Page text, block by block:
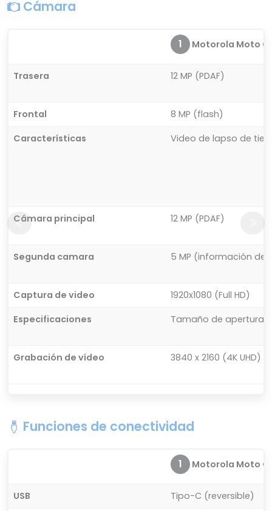
Cámara
1 Motorola Moto
Trasera 12 MP (PDAF)
Frontal
8 MP (flash)
Características
Video de lapso de
Cámara principal 12 MP (PDAF)
Segunda camara 5 MP (información de
Captura de video
1920x1080 (Full HD)
Especificaciones
Tamaño de apertura:
Grabación de vídeo 3840 x 2160 (4K UHD)
Funciones de conectividad
1 Motorola Moto
USB
Tipo-C (reversible)